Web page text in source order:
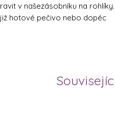
v našezásobníku na
hotové pečivo nebo dopéc